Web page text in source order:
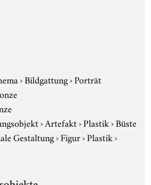
›Bildgattung›Porträt
›Artefakt›Plastik›Büste
Gestaltung›Figur›Plastik›